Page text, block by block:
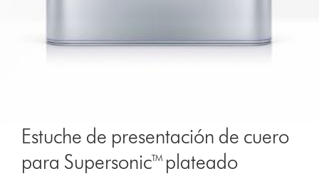
Estuche de presentación de cuero
para Supersonic™ plateado